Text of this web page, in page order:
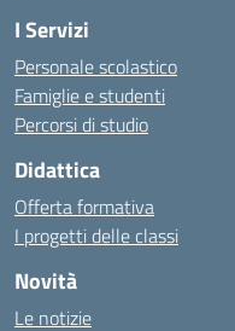
I Servizi
Personale scolastico
Famiglie e studenti
Percorsi di studio
Didattica
Offerta formativa
I progetti delle classi
Novità
Le notizie